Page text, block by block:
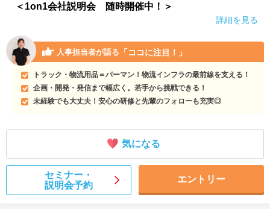
＜1on1会社説明会 随時開催中！＞
詳細を見る
人事担当者が語る 「ココに注目！」
トラック・物流用品＝パーマン！物流インフラの最前線を支える！
企画・開発・発信まで幅広く。若手から挑戦できる！
未経験でも大丈夫！安心の研修と先輩のフォローも充実◎
気になる
セミナー・
説明会予約
エントリー